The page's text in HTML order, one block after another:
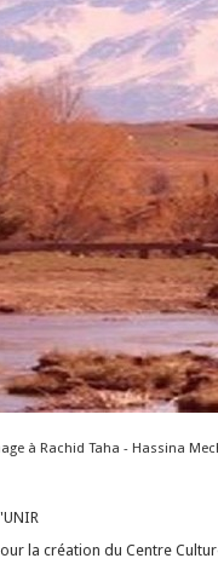
à Rachid Taha - Hassina
la création du Centre